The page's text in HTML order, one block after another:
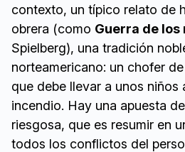
contexto, un típico relato de
obrera (como Guerra de los
Spielberg), una tradición
norteamericano: un chofer
que debe llevar a unos niños
incendio. Hay una apuesta
riesgosa, que es resumir en
todos los conflictos del